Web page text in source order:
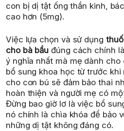
con bị dị tật ống thần kinh,
cao hơn (5mg).
Việc lựa chọn và sử dụng
cho bà bầu đúng cách chính
ý nghĩa nhất mà mẹ dành cho
bổ sung khoa học từ trước
cho con bú sẽ đảm bảo thai
hoàn thiện và người mẹ có
Đừng bao giờ lơ là việc bổ
nó chính là chìa khóa để bảo
những dị tật không đáng có.